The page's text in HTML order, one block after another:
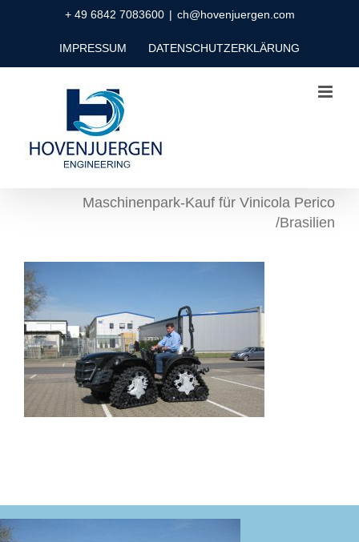
+ 49 6842 7083600 | ch@hovenjuergen.com
IMPRESSUM DATENSCHUTZERKLÄRUNG
Maschinenpark-Kauf für Vinicola Perico
/Brasilien